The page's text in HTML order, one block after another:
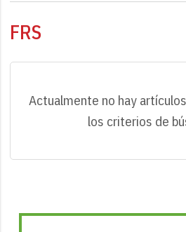
FRS
Actualmente no hay
los criterios de